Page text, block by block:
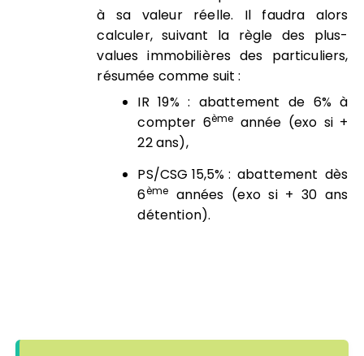
à sa valeur réelle. Il faudra alors
calculer, suivant la règle des plus-
values immobilières des particuliers,
résumée comme suit :
IR 19% : abattement de 6% à
compter 6ème année (exo si +
22 ans),
PS/CSG 15,5% : abattement dès
6ème années (exo si + 30 ans
détention).